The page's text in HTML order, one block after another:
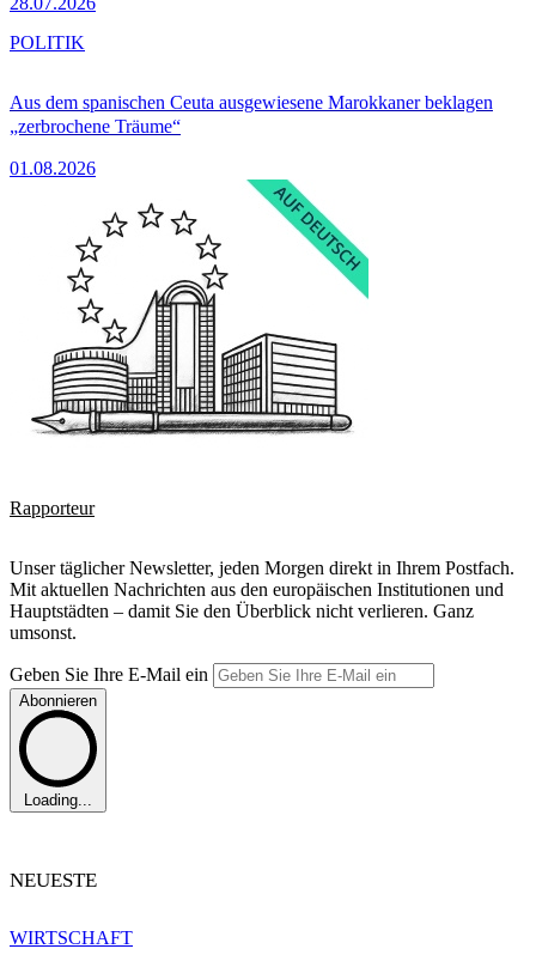
Aus dem spanischen Ceuta ausgewiesene Marokkaner beklagen
„zerbrochene Träume“
01.08.2026
POLITIK
Rapporteur
Unser täglicher Newsletter, jeden Morgen direkt in Ihrem Postfach.
Mit aktuellen Nachrichten aus den europäischen Institutionen und
Hauptstädten – damit Sie den Überblick nicht verlieren. Ganz
umsonst.
Geben Sie Ihre E-Mail ein
Abonnieren
Loading...
NEUESTE
WIRTSCHAFT